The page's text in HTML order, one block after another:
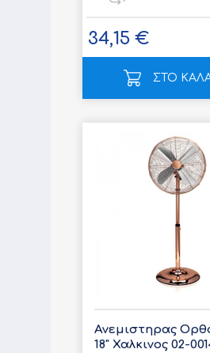
34,15 €
ΣΤΟ
Ανεμιστηρας
18" Χαλκινος 02-